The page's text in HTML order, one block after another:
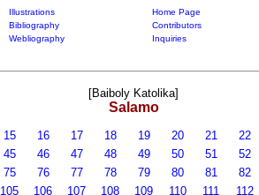
Illustrations
Home Page
Bibliography
Contributors
Webliography
Inquiries
[Baiboly Katolika]
Salamo
15 16 17 18 19 20 21 22
45 46 47 48 49 50 51 52
75 76 77 78 79 80 81 82
105 106 107 108 109 110 111 112